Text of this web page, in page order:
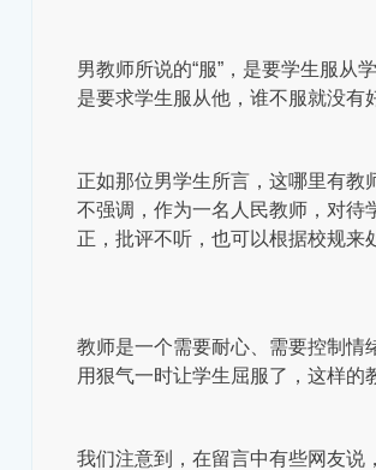
男教师所说的“服”，是要学生服从
是要求学生服从他，谁不服就没有
正如那位男学生所言，这哪里有
不强调，作为一名人民教师，对待
正，批评不听，也可以根据校规
教师是一个需要耐心、需要控制情
用狠气一时让学生屈服了，这样
我们注意到，在留言中有些网友说